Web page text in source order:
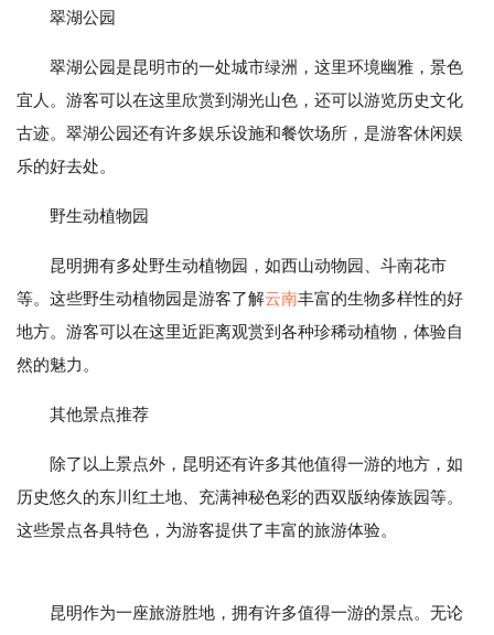
翠湖公园
翠湖公园是昆明市的一处城市绿洲，这里环境幽雅，景色
宜人。游客可以在这里欣赏到湖光山色，还可以游览历史文化
古迹。翠湖公园还有许多娱乐设施和餐饮场所，是游客休闲娱
乐的好去处。
野生动植物园
昆明拥有多处野生动植物园，如西山动物园、斗南花市
等。这些野生动植物园是游客了解云南丰富的生物多样性的好
地方。游客可以在这里近距离观赏到各种珍稀动植物，体验自
然的魅力。
其他景点推荐
除了以上景点外，昆明还有许多其他值得一游的地方，如
历史悠久的东川红土地、充满神秘色彩的西双版纳傣族园等。
这些景点各具特色，为游客提供了丰富的旅游体验。
昆明作为一座旅游胜地，拥有许多值得一游的景点。无论